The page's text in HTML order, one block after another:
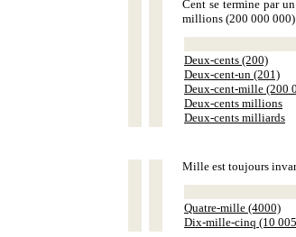
Cent se termine par
millions (200 000
Deux-cents (200)
Deux-cent-un (201)
Deux-cent-mille (200
Deux-cents millions
Deux-cents milliards
Mille est toujours
Quatre-mille (4000)
Dix-mille-cinq (10